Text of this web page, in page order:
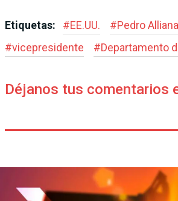
Etiquetas: #EE.UU. #Pedro Alliana
#vicepresidente #Departamento
Déjanos tus comentarios